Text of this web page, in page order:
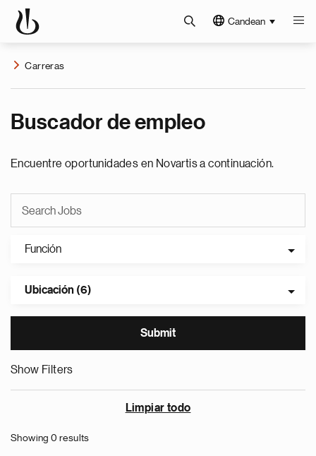
Candean
Carreras
Buscador de empleo
Encuentre oportunidades en Novartis a continuación.
Función
Ubicación (6)
Show Filters
Limpiar todo
Showing 0 results